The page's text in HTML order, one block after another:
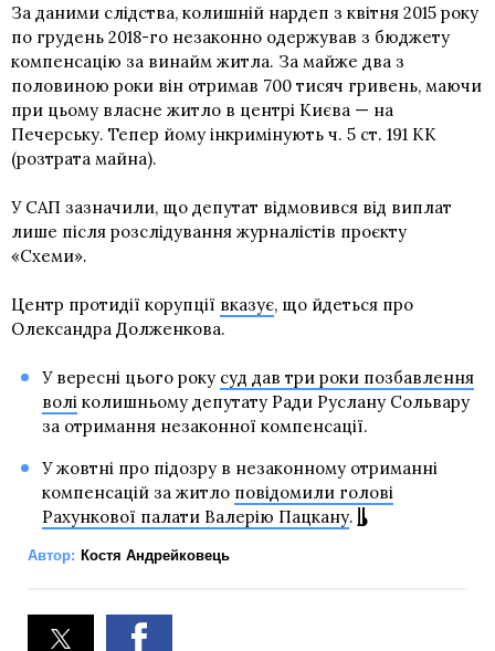
За даними слідства, колишній нардеп з квітня 2015 року
по грудень 2018-го незаконно одержував з бюджету
компенсацію за винайм житла. За майже два з
половиною роки він отримав 700 тисяч гривень, маючи
при цьому власне житло в центрі Києва — на
Печерську. Тепер йому інкримінують ч. 5 ст. 191 КК
(розтрата майна).
У САП зазначили, що депутат відмовився від виплат
лише після розслідування журналістів проєкту
«Схеми».
Центр протидії корупції вказує, що йдеться про
Олександра Долженкова.
У вересні цього року суд дав три роки позбавлення
воліколишньому депутату Ради Руслану Сольвару
за отримання незаконної компенсації.
У жовтні про підозру в незаконному отриманні
компенсацій за житло повідомили голові
Рахункової палати Валерію Пацкану.
Автор: Костя Андрейковець